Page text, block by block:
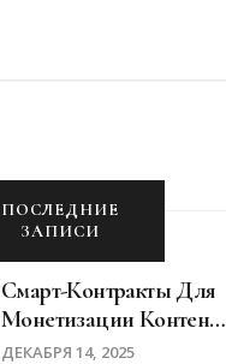
ПОСЛЕДНИЕ
ЗАПИСИ
Смарт-Контракты Для
Монетизации Контента:
Как Блокчейн Помогает
ДЕКАБРЯ 14, 2025